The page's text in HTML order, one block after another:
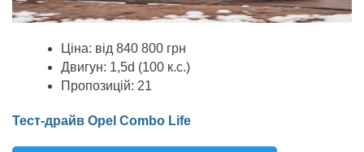
Ціна: від 840 800 грн
Двигун: 1,5d (100 к.с.)
Пропозицій: 21
Тест-драйв Opel Combo Life